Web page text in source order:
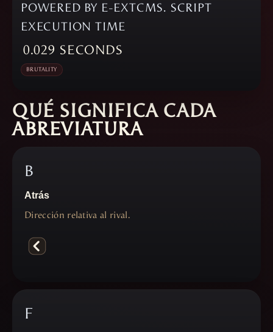
POWERED BY E-EXTCMS. SCRIPT
EXECUTION TIME
0.029 SECONDS
BRUTALITY
QUÉ SIGNIFICA CADA
ABREVIATURA
B
Atrás
Dirección relativa al rival.
F